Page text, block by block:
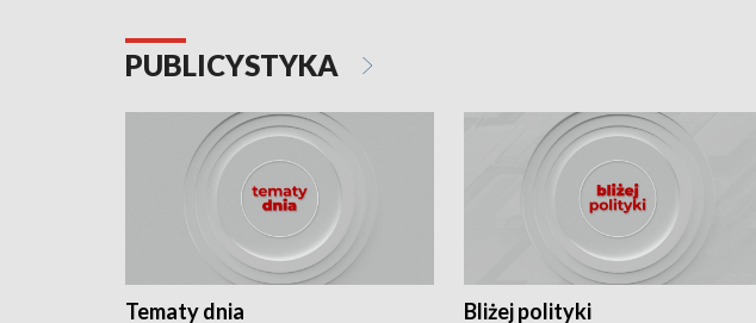
PUBLICYSTYKA
Tematy dnia Bliżej polityki